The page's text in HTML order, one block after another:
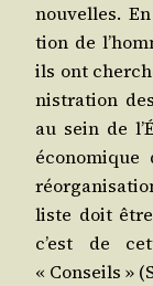
nou­velles.
tion de
ils ont
nis­tra­tion
au sein de
liste doit
c’est de
« Conseils »